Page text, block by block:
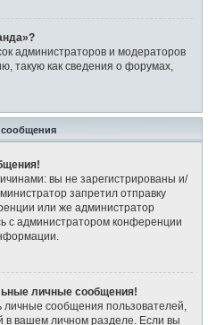
администраторов и модераторов
такую как сведения о форумах,
вы не зарегистрированы и/
запретил отправку
или же администратор
с администратором конференции
личные сообщения!
личные сообщения пользователей,
в вашем личном разделе. Если вы